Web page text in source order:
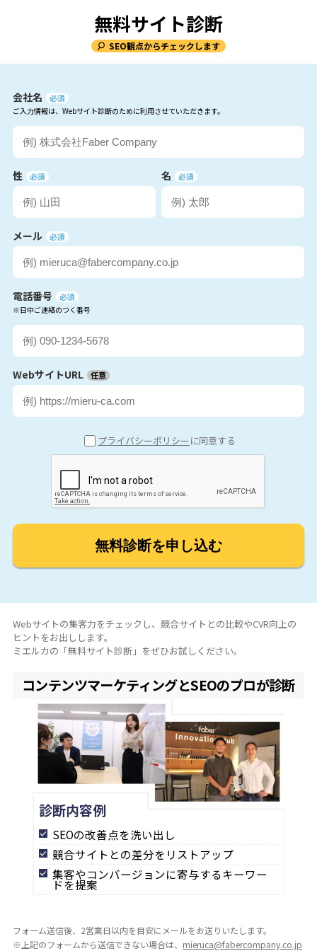
無料サイト診断
SEO観点からチェックします
Webサイトの集客力をチェックし、競合サイトとの比較やCVR向上の
ヒントをお出しします。
ミエルカの「無料サイト診断」をぜひお試しください。
コンテンツマーケティングとSEOのプロが診断
診断内容例
SEOの改善点を洗い出し
競合サイトとの差分をリストアップ
集客やコンバージョンに寄与するキーワー
ドを提案
会社名 必須
ご入力情報は、Webサイト診断のために利用させていただきます。
性 必須 名 必須
メール 必須
電話番号 必須
※日中ご連絡のつく番号
WebサイトURL 任意
プライバシーポリシーに同意する
無料診断を申し込む
フォーム送信後、2営業日以内を目安にメールをお送りいたします。
※上記のフォームから送信できない場合は、 mieruca@fabercompany.co.jp